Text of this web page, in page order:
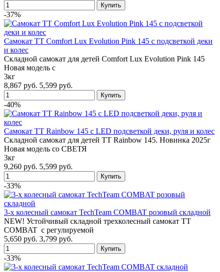
-37%
Самокат TT Comfort Lux Evolution Pink 145 с подсветкой деки
и колес
Складной самокат для детей Comfort Lux Evolution Pink 145
Новая модель с
3кг
8,867 руб. 5,599 руб.
-40%
Самокат TT Rainbow 145 с LED подсветкой деки, руля и колес
Складной самокат для детей TT Rainbow 145. Новинка 2025г
Новая модель со СВЕТЯ
3кг
9,260 руб. 5,599 руб.
-33%
3-х колесный самокат TechTeam COMBAT розовый складной
NEW! Устойчивый складной трехколесный самокат TT
COMBAT с регулируемой
5,650 руб. 3,799 руб.
-33%